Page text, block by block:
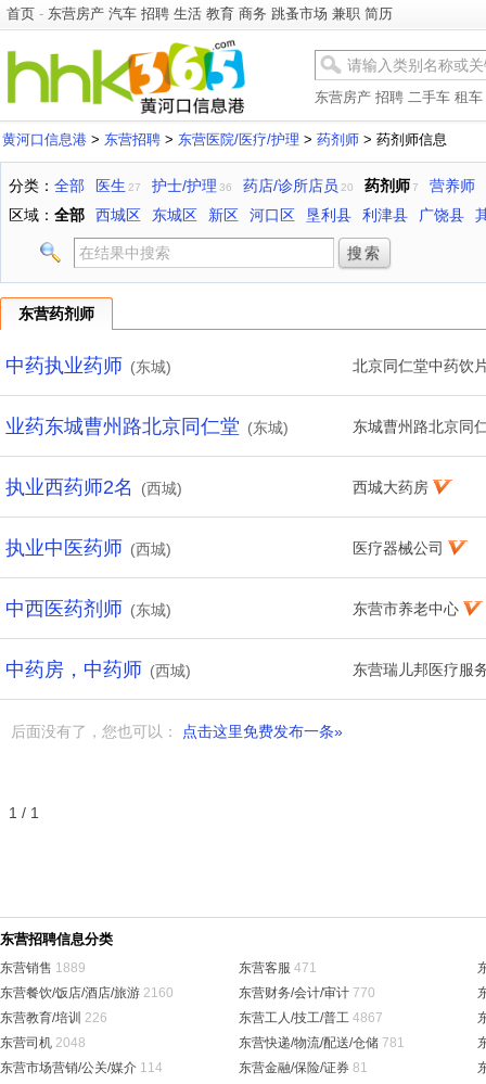
首页 - 东营房产 汽车 招聘 生活 教育 商务 跳蚤市场 兼职 简历
东营房产 招聘 二手车 租车
黄河口信息港 > 东营招聘 > 东营医院/医疗/护理 > 药剂师 > 药剂师信息
分类： 全部 医生 27 护士/护理 36 药店/诊所店员 20 药剂师7
营养师
区域： 全部 西城区 东城区 新区 河口区 垦利县 利津县 广饶县
东营药剂师
中药执业药师 (东城) 北京同仁堂中药饮
业药东城曹州路北京同仁堂 (东城) 东城曹州路北京同
执业西药师2名 (西城) 西城大药房
执业中医药师 (西城) 医疗器械公司
中西医药剂师 (东城) 东营市养老中心
中药房，中药师 (西城) 东营瑞儿邦医疗服
后面没有了，您也可以： 点击这里免费发布一条»
1 / 1
东营招聘信息分类
东营销售 1889 东营客服 471
东营餐饮/饭店/酒店/旅游 2160 东营财务/会计/审计 770
东营教育/培训 226 东营工人/技工/普工 4867
东营司机 2048 东营快递/物流/配送/仓储 781
东营市场营销/公关/媒介 114 东营金融/保险/证券 81